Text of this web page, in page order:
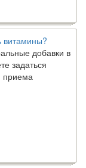
витамины?
добавки в
задаться
приема